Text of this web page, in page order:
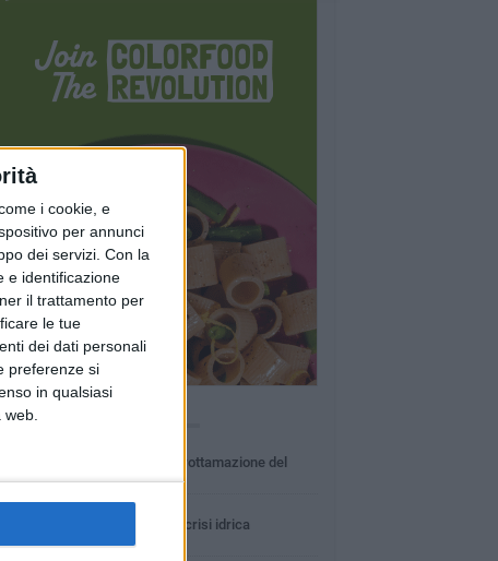
i cookie, e
per annunci
dei servizi. Con la
e identificazione
il trattamento per
le tue
dei dati personali
preferenze si
in qualsiasi
LETTI QUESTA SETTIMANA
Basilicata: approvata rottamazione del
bollo auto
LUNEDÌ 3 AGOSTO
Basilicata: passata la crisi idrica